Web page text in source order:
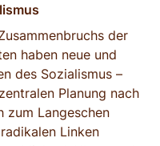
der
haben neue und
des Sozialismus –
Planung nach
zum Langeschen
Linken